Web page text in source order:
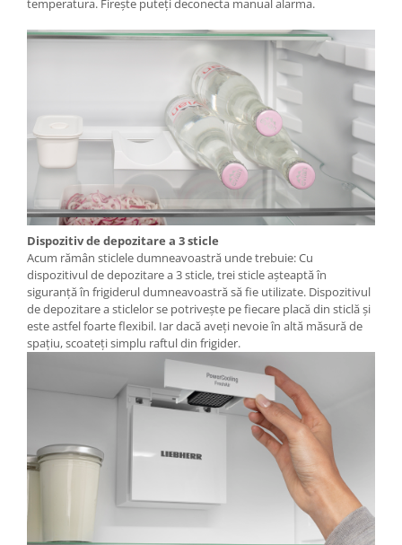
temperatura. Fireşte puteţi deconecta manual alarma.
Dispozitiv de depozitare a 3 sticle
Acum rămân sticlele dumneavoastră unde trebuie: Cu
dispozitivul de depozitare a 3 sticle, trei sticle aşteaptă în
siguranţă în frigiderul dumneavoastră să fie utilizate. Dispozitivul
de depozitare a sticlelor se potriveşte pe fiecare placă din sticlă şi
este astfel foarte flexibil. Iar dacă aveţi nevoie în altă măsură de
spaţiu, scoateţi simplu raftul din frigider.